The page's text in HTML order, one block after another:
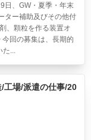
日、GW・夏季・年末
ター補助及びその他付
、顆粒を作る装置オ
回の募集は、長期的
た...
工場/派遣の仕事/20